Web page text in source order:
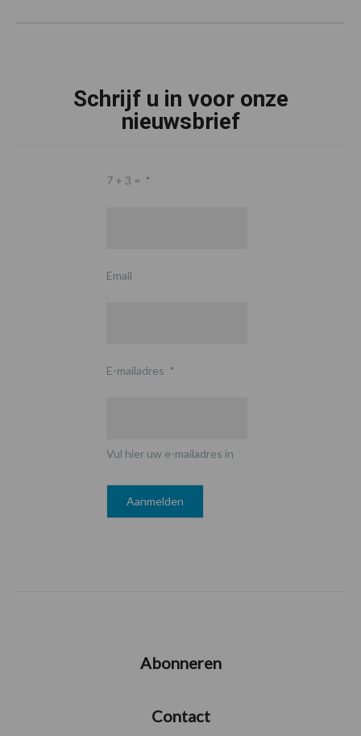
Schrijf u in voor onze
nieuwsbrief
7 + 3 = *
Email
E-mailadres *
Vul hier uw e-mailadres in
Abonneren
Contact